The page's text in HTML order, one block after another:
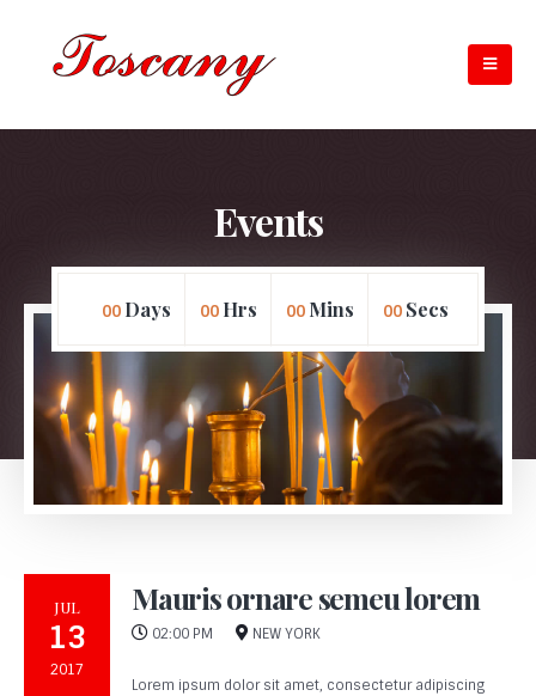
Events
00 Days 00 Hrs 00 Mins 00 Secs
JUL
13
2017
Mauris ornare semeu lorem
02:00 PM NEW YORK
Lorem ipsum dolor sit amet, consectetur adipiscing